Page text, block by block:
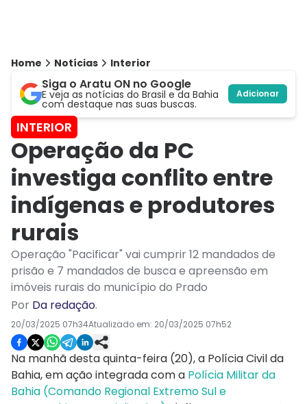
Home Notícias Interior
Siga o Aratu ON no Google
E veja as notícias do Brasil e da Bahia
com destaque nas suas buscas.
Adicionar
INTERIOR
Operação da PC
investiga conflito entre
indígenas e produtores
rurais
Operação "Pacificar" vai cumprir 12 mandados de
prisão e 7 mandados de busca e apreensão em
imóveis rurais do município do Prado
Por Da redação.
20/03/2025 07h34Atualizado em: 20/03/2025 07h52
Na manhã desta quinta-feira (20), a Polícia Civil da
Bahia, em ação integrada com a Polícia Militar da
Bahia (Comando Regional Extremo Sul e